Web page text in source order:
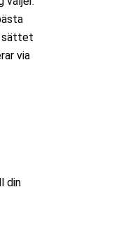
sättet
via
din